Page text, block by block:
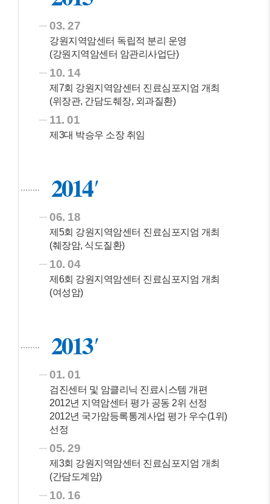
03. 27
강원지역암센터 독립적 분리 운영
(강원지역암센터 암관리사업단)
10. 14
제7회 강원지역암센터 진료심포지엄 개최
(위장관, 간담도췌장, 외과질환)
11. 01
제3대 박승우 소장 취임
2014
06. 18
제5회 강원지역암센터 진료심포지엄 개최
(췌장암, 식도질환)
10. 04
제6회 강원지역암센터 진료심포지엄 개최
(여성암)
2013
01. 01
검진센터 및 암클리닉 진료시스템 개편
2012년 지역암센터 평가 공동 2위 선정
2012년 국가암등록통계사업 평가 우수(1위)
선정
05. 29
제3회 강원지역암센터 진료심포지엄 개최
(간담도계암)
10. 16